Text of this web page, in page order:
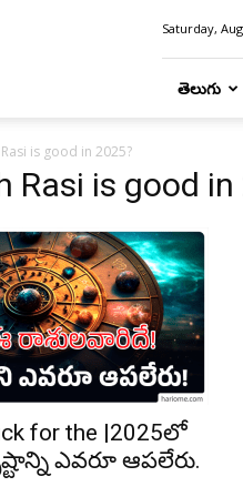
Saturday,
తెలుగు
is good in 2025?
Rasi is good in
for the |2025లో
ఎవరూ ఆపలేరు.